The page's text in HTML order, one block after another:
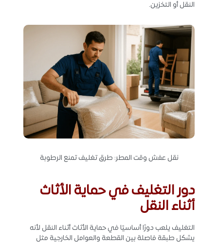
النقل أو التخزين.
نقل عفش وقت المطر: طرق تغليف تمنع الرطوبة
دور التغليف في حماية الأثاث
أثناء النقل
التغليف يلعب دورًا أساسيًا في حماية الأثاث أثناء النقل لأنه
يشكل طبقة فاصلة بين القطعة والعوامل الخارجية مثل